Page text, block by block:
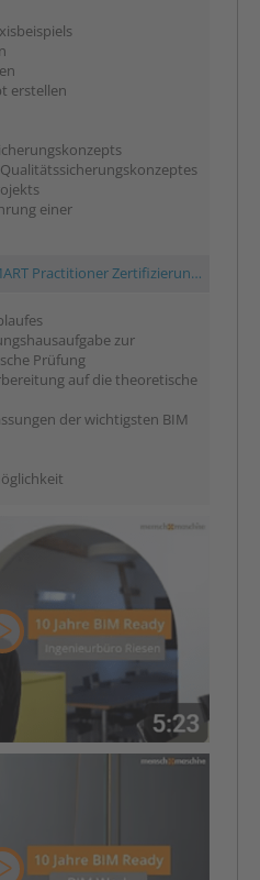
erstellen
einer
– Prüfungsvorbereitung | 1,5 Tage
zur
Prüfung
auf die theoretische
der wichtigsten BIM